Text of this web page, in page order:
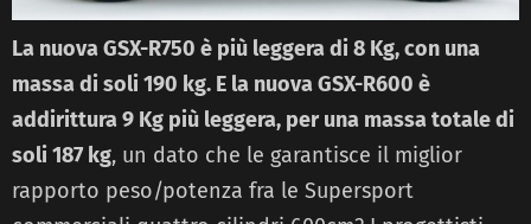
La nuova GSX-R750 è più leggera di 8 Kg, con una
massa di soli 190 kg. E la nuova GSX-R600 è
addirittura 9 Kg più leggera, per una massa totale di
soli 187 kg, un dato che le garantisce il miglior
rapporto peso/potenza fra le Supersport